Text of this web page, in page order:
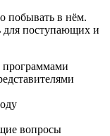
побывать в нём.
для поступающих и
программами
вопросы